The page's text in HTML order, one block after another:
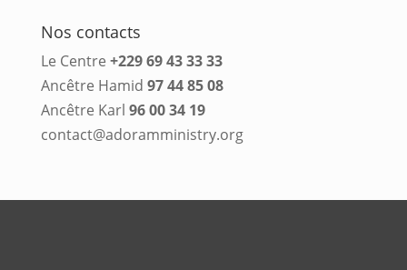
Nos contacts
Le Centre +229 69 43 33 33
Ancêtre Hamid 97 44 85 08
Ancêtre Karl 96 00 34 19
contact@adoramministry.org